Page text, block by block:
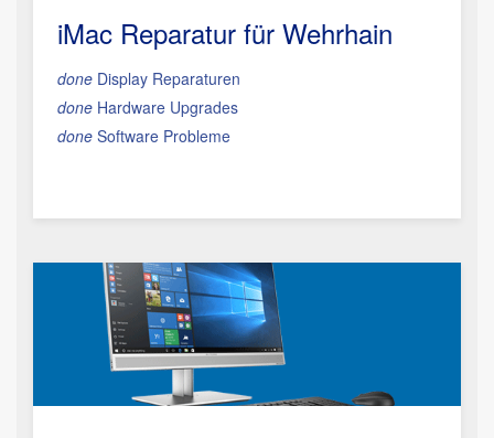
iMac Reparatur für Wehrhain
done Display Reparaturen
done Hardware Upgrades
done Software Probleme